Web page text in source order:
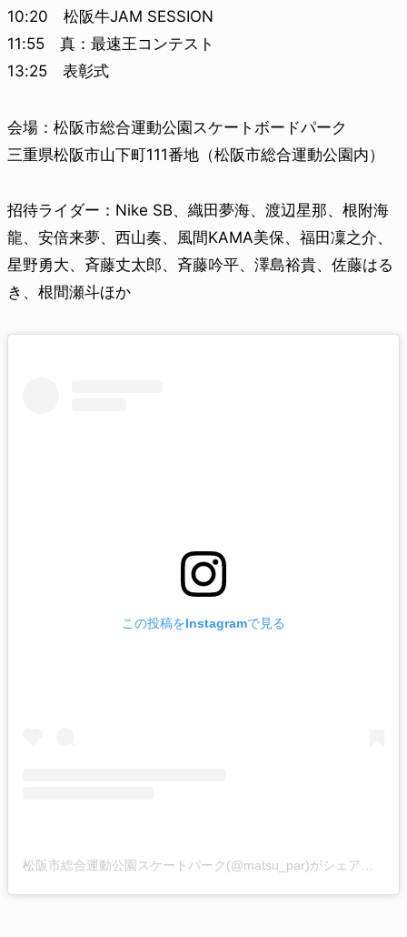
10:20 松阪牛JAM SESSION
11:55 真：最速王コンテスト
13:25 表彰式
会場：松阪市総合運動公園スケートボードパーク
三重県松阪市山下町111番地（松阪市総合運動公園内）
招待ライダー：Nike SB、織田夢海、渡辺星那、根附海
龍、安倍来夢、西山奏、風間KAMA美保、福田凜之介、
星野勇大、斉藤丈太郎、斉藤吟平、澤島裕貴、佐藤はる
き、根間瀬斗ほか
この投稿をInstagramで見る